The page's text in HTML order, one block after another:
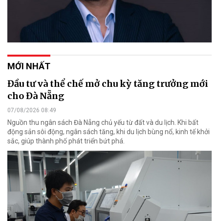
MỚI NHẤT
Đầu tư và thể chế mở chu kỳ tăng trưởng mới
cho Đà Nẵng
07/08/2026 08:49
Nguồn thu ngân sách Đà Nẵng chủ yếu từ đất và du lịch. Khi bất
động sản sôi động, ngân sách tăng, khi du lịch bùng nổ, kinh tế khởi
sắc, giúp thành phố phát triển bứt phá.